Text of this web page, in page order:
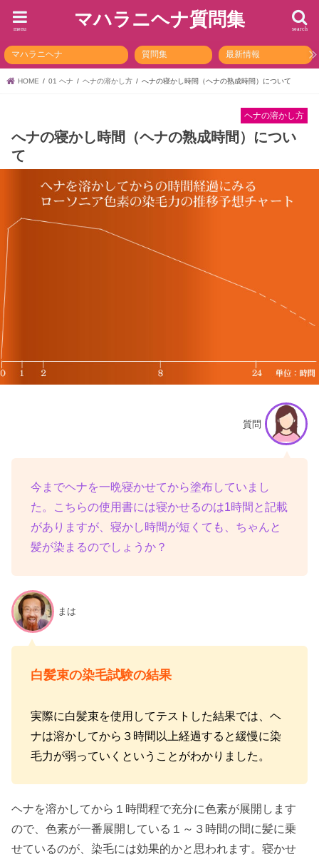
マハラニヘナ質問集 search
menu
マハラニヘナ 質問集 最新情報
HOME 01 ヘナ ヘナの溶かし方 へナの寝かし時間（ヘナの熟成時間）について
ヘナの溶かし方
へナの寝かし時間（ヘナの熟成時間）につい
て
質問
今までヘナを一晩寝かせてから塗布していまし
た。こちらの使用書には寝かせるのは1時間と記載
がありますが、寝かし時間が短くても、ちゃんと
髪が染まるのでしょうか？
まは
白髪束の染毛試験の結果
実際に白髪束を使用してテストした結果では、ヘ
ナは溶かしてから３時間以上経過すると緩慢に染
毛力が弱っていくということがわかりました。
ヘナを溶かしてから１時間程で充分に色素が展開します
ので、色素が一番展開している１～３時間の間に髪に乗
せているのが、染毛には効果的かと思われます。寝かせ